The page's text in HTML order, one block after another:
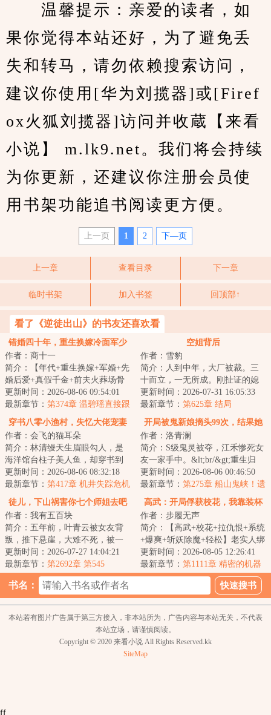
温馨提示：亲爱的读者，如
果你觉得本站还好，为了避免丢
失和转马，请勿依赖搜索访问，
建议你使用[华为刘揽器]或[Firef
ox火狐刘揽器]访问并收蔵【来看
小说】 m.lk9.net。我们将会持续
为你更新，还建议你注册会员使
用书架功能追书阅读更方便。
上一页 1 2 下—页
上一章 查看目录 下一章
临时书架 加入书签 回顶部↑
看了《逆徒出山》的书友还喜欢看
错婚四十年，重生换嫁冷面军少
被宠上天
作者：商十一
简介：【年代+重生换嫁+军婚+先
婚后爱+真假千金+前夫火葬场骨
灰扬了】&lt;br/&gt;和丈夫伉俪情
深四十年，...
更新时间：2026-08-06 09:54:01
最新章节： 第374章 温碧瑶直接跟
徐晓兰要人
空姐背后
作者：雪豹
简介：人到中年，大厂被裁。三
十而立，一无所成。刚扯证的媳
妇在家偷人，心灰意冷酒吧买醉
却意外邂逅寂寞...
更新时间：2026-07-31 16:05:33
最新章节： 第625章 结局
穿书八零小渔村，失忆大佬宠妻
狂孕吐
作者：会飞的猫耳朵
简介：林清缦天生眉眼勾人，是
海洋馆台柱子美人鱼，却穿书到
八零年代小渔村，成了黑胖恶毒
女配。&lt;br/&...
更新时间：2026-08-06 08:32:18
最新章节： 第417章 机井失踪危机
(5)
开局被鬼新娘摘头99次，结果她
作者：洛青澜
简介：S级鬼灵被夺，江禾惨死女
友一家手中。&lt;br/&gt;重生归
来，妹妹病重，天赋觉醒失败？
&lt;br/&gt;...
更新时间：2026-08-06 00:46:50
最新章节： 第275章 船山鬼峡！遗
宝！
徒儿，下山祸害你七个师姐去吧
作者：我有五百块
简介：五年前，叶青云被女友背
叛，推下悬崖，大难不死，被一
高人所救！五年后，叶青云跟随
师父在山上学得...
更新时间：2026-07-27 14:04:21
最新章节： 第2692章 第545
高武：开局俘获校花，我靠装杯
杀疯了
作者：步履无声
简介：【高武+校花+拉仇恨+系统
+爆爽+斩妖除魔+轻松】老实人绑
定【天妒英才】系统，收获嫉妒
值，可抽奖、...
更新时间：2026-08-05 12:26:41
最新章节： 第1111章 精密的机器
书名：
本站若有图片广告属于第三方接入，非本站所为，广告内容与本站无关，不代表
本站立场，请谨慎阅读。
Copyright © 2020 来看小说 All Rights Reserved.kk
SiteMap
ff